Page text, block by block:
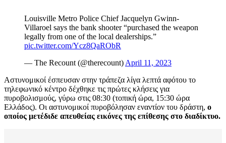
Louisville Metro Police Chief Jacquelyn Gwinn-
Villaroel says the bank shooter “purchased the weapon
legally from one of the local dealerships.”
pic.twitter.com/Ycz8QaRObR
— The Recount (@therecount) April 11, 2023
Αστυνομικοί έσπευσαν στην τράπεζα λίγα λεπτά αφότου το
τηλεφωνικό κέντρο δέχθηκε τις πρώτες κλήσεις για
πυροβολισμούς, γύρω στις 08:30 (τοπική ώρα, 15:30 ώρα
Ελλάδος). Οι αστυνομικοί πυροβόλησαν εναντίον του δράστη, ο
οποίος μετέδιδε απευθείας εικόνες της επίθεσης στο διαδίκτυο.